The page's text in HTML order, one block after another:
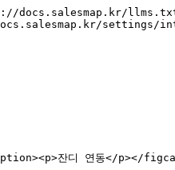
settings/
잔디 연동</p></